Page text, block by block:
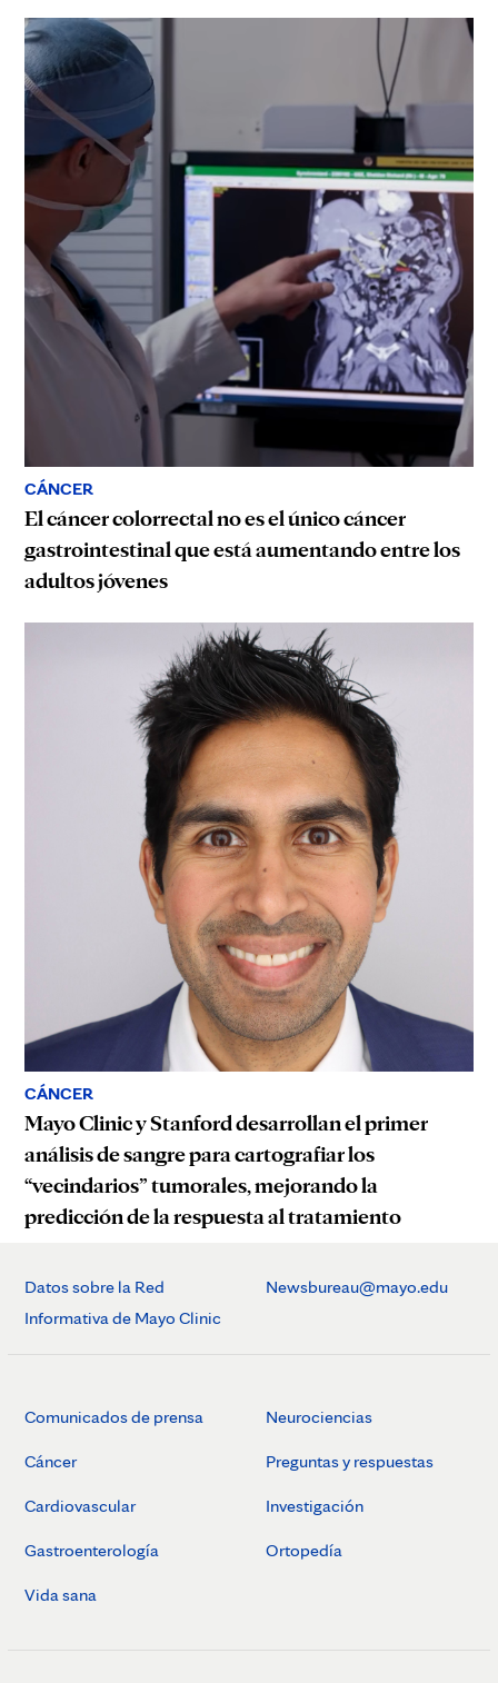
CÁNCER
El cáncer colorrectal no es el único cáncer
gastrointestinal que está aumentando entre los
adultos jóvenes
CÁNCER
Mayo Clinic y Stanford desarrollan el primer
análisis de sangre para cartografiar los
“vecindarios” tumorales, mejorando la
predicción de la respuesta al tratamiento
Datos sobre la Red
Informativa de Mayo Clinic
Newsbureau@mayo.edu
Comunicados de prensa
Cáncer
Cardiovascular
Gastroenterología
Vida sana
Neurociencias
Preguntas y respuestas
Investigación
Ortopedía